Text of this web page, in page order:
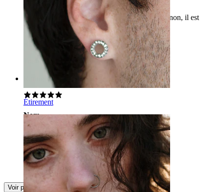
Étirement
Il est un peu lourd, donc il pend un peu, mais sinon, il est
vraiment beau !
Rikke Achat vérifié
Traduit par l'IA Voir l'original
Nom
Ils sont cool :D
Malica Achat vérifié
Traduit par l'IA Voir l'original
Voir plus